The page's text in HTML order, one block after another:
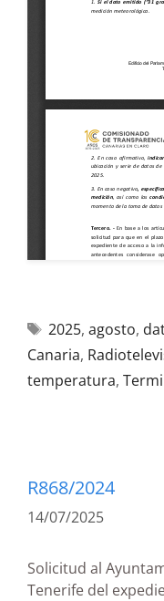
2025, agosto,
Canaria,
temperatura,
R868/2024
14/07/2025
Solicitud al
Tenerife del